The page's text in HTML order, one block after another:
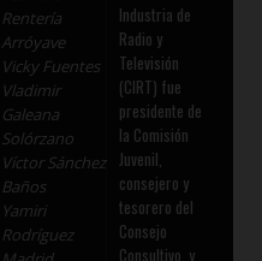
Rentería
Arróyave
Vicky Fuentes
Vladimir
Galeana
Solórzano
Víctor Sánchez
Baños
Yamiri
Rodríguez
Industria de
Radio y
Televisión
(CIRT) fue
presidente de
la Comisión
Juvenil,
consejero y
tesorero del
Consejo
Consultivo, y